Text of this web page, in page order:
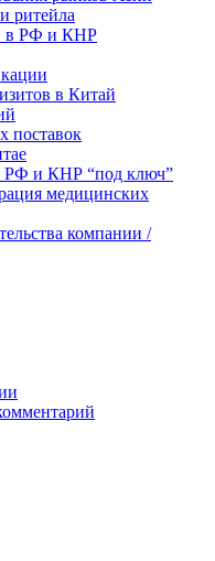
ритейла
в РФ и КНР
в Китай
поставок
РФ и КНР “под ключ”
медицинских
компании /